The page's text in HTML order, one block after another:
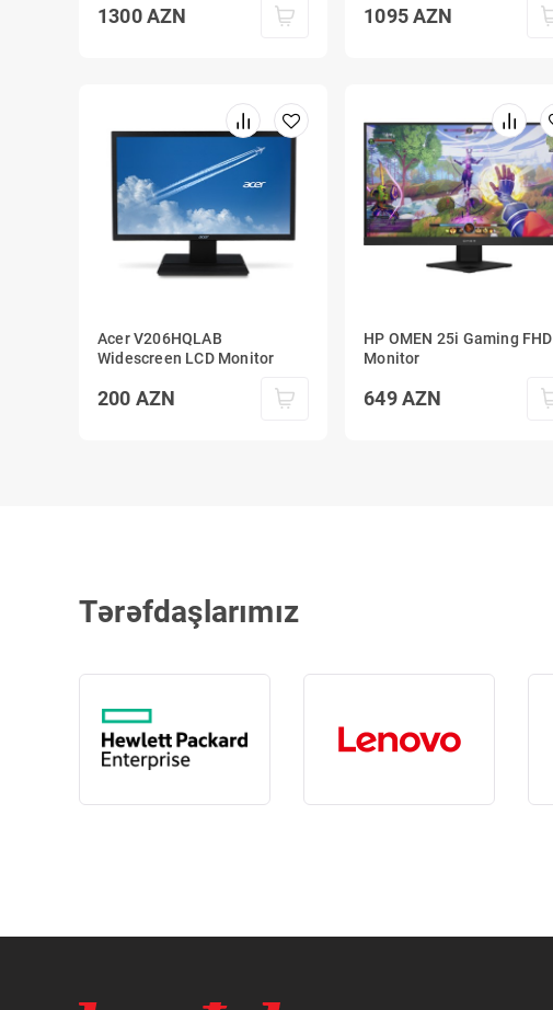
1300AZN 1095AZN
Acer V206HQLAB
Widescreen LCD Monitor
200 AZN
HP OMEN 25i Gaming FHD
Monitor
649 AZN
Tərəfdaşlarımız